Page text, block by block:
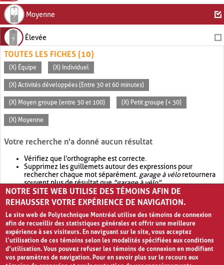
Moyenne
Élevée
TOUTES LES FICHES (10)
(X) Équipe (X) Individuel
(X) Activités développées (Entre 30 et 60 minutes)
(X) Moyen groupe (entre 30 et 100) (X) Petit groupe (< 30)
(X) Moyenne
Votre recherche n'a donné aucun résultat
Vérifiez que l'orthographe est correcte.
Supprimez les guillemets autour des expressions pour
rechercher chaque mot séparément. garage à véloretournera
souvent plus de résultat que"garage à vélo".
Envisagez d'élargir votre recherche avec OR.garage OR vélo
retournera souvent plus de résultat quegarage à vélo
NOTRE SITE WEB UTILISE DES TÉMOINS AFIN DE
REHAUSSER VOTRE EXPÉRIENCE DE NAVIGATION.
Le site web de Polytechnique Montréal utilise des témoins de connexion
afin de recueillir des statistiques générales et offrir une meilleure
expérience à ses visiteurs. En naviguant sur le site, vous acceptez
l’utilisation de ces témoins selon les modalités spécifiées aux conditions
d’utilisation. Vous pouvez refuser les témoins de connexion en modifiant
vos paramètres de navigation. Pour en savoir plus sur le recours aux